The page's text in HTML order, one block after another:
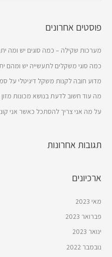
פוסטים אחרונים
מערכות שקילה – כמה סוגים יש ומה
כמה סוגי משקלים לתעשייה יש ומהם
מדוע חובה לקנות משקל דיגיטלי על
מה עוד חשוב לדעת בנושא מכונות מזון
על מה אני צריך להסתכל כאשר אני
תגובות אחרונות
ארכיונים
מאי 2023
פברואר 2023
ינואר 2023
נובמבר 2022